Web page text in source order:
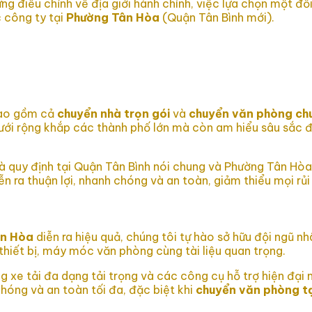
điều chỉnh về địa giới hành chính, việc lựa chọn một
công ty tại Phường Tân Hòa (Quận Tân Bình mới).
gồm cả chuyển nhà trọn gói và chuyển văn phòng
rộng khắp các thành phố lớn mà còn am hiểu sâu
định tại Quận Tân Bình nói chung và Phường Tân
ra thuận lợi, nhanh chóng và an toàn, giảm thiểu mọi
Hòa diễn ra hiệu quả, chúng tôi tự hào sở hữu đội ngũ
bị, máy móc văn phòng cùng tài liệu quan trọng.
xe tải đa dạng tải trọng và các công cụ hỗ trợ hiện đại
và an toàn tối đa, đặc biệt khi chuyển văn phòng